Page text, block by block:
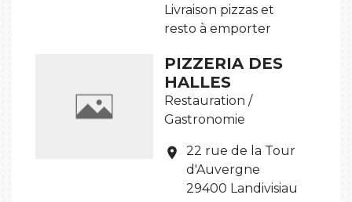
Livraison pizzas et
resto à emporter
PIZZERIA DES
HALLES
Restauration /
Gastronomie
location_on
22 rue de la Tour
d'Auvergne
29400 Landivisiau